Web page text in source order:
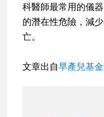
科醫師最常用的儀
的潛在性危險，減
亡。
文章出自早產兒基